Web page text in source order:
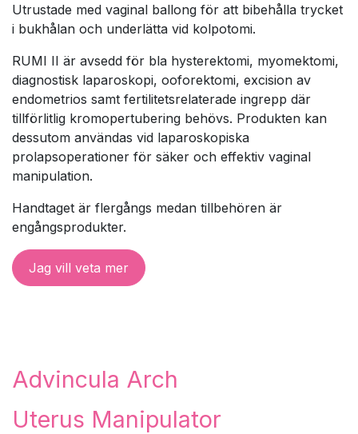
Utrustade med vaginal ballong för att bibehålla trycket
i bukhålan och underlätta vid kolpotomi.
RUMI II är avsedd för bla hysterektomi, myomektomi,
diagnostisk laparoskopi, ooforektomi, excision av
endometrios samt fertilitetsrelaterade ingrepp där
tillförlitlig kromopertubering behövs. Produkten kan
dessutom användas vid laparoskopiska
prolapsoperationer för säker och effektiv vaginal
manipulation.
Handtaget är flergångs medan tillbehören är
engångsprodukter.
Jag vill veta mer
Advincula Arch
Uterus Manipulator